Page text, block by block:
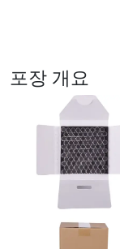
포장 개요